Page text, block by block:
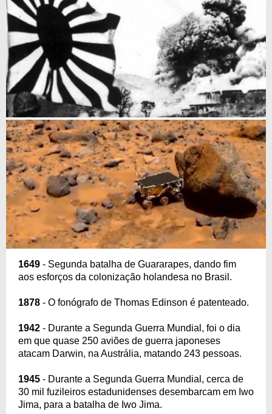
1649 - Segunda batalha de Guararapes, dando fim
aos esforços da colonização holandesa no Brasil.
1878 - O fonógrafo de Thomas Edinson é patenteado.
1942 - Durante a Segunda Guerra Mundial, foi o dia
em que quase 250 aviões de guerra japoneses
atacam Darwin, na Austrália, matando 243 pessoas.
1945 - Durante a Segunda Guerra Mundial, cerca de
30 mil fuzileiros estadunidenses desembarcam em Iwo
Jima, para a batalha de Iwo Jima.